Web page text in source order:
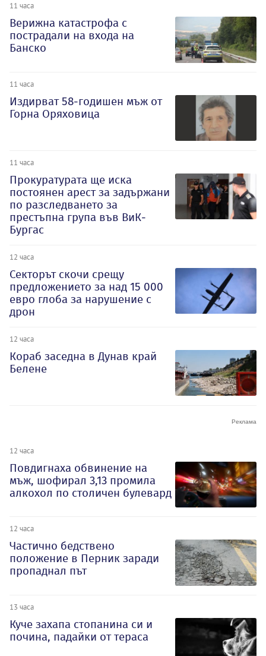
11 часа
Верижна катастрофа с
пострадали на входа на
Банско
11 часа
Издирват 58-годишен мъж от
Горна Оряховица
11 часа
Прокуратурата ще иска
постоянен арест за задържани
по разследването за
престъпна група във ВиК-
Бургас
12 часа
Секторът скочи срещу
предложението за над 15 000
евро глоба за нарушение с
дрон
12 часа
Кораб заседна в Дунав край
Белене
12 часа
Повдигнаха обвинение на
мъж, шофирал 3,13 промила
алкохол по столичен булевард
12 часа
Частично бедствено
положение в Перник заради
пропаднал път
13 часа
Куче захапа стопанина си и
почина, падайки от тераса